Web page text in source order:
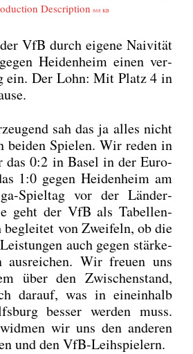
Descrip­ti­on 868 KB
VfB durch eige­ne Nai­vi­tät
Hei­den­heim einen ver­
ein. Der Lohn: Mit Platz 4 in
sah das ja alles nicht
bei­den Spie­len. Wir reden in
das 0:2 in Basel in der Euro­
1:0 gegen Hei­den­heim am
Spiel­tag vor der Län­der­
geht der VfB als Tabel­len­
beglei­tet von Zwei­feln, ob die
auch gegen stär­ke­
aus­rei­chen. Wir freu­en uns
über den Zwi­schen­stand,
dar­auf, was in ein­ein­halb
bes­ser wer­den muss.
wir uns den ande­ren
und den VfB-Leih­spie­lern.